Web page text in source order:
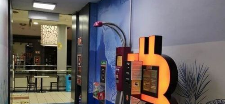
Bitcoin ATM - Купить Криптовалюту -
Shitcoins.club
Appolo Торгівельно-розважальний комплекс
Tytova St, 36 Dnipro 49000, Dnipropetrovs'ka
Торговий центр APPOLO працює: Понеділок -
неділя 09:00 - 21:00
+380 734627174
Bitcoin ATM - Купить Криптовалюту -
Shitcoins.club